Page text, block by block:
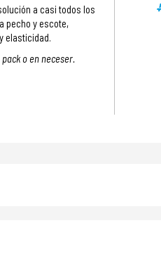
a casi todos los
pecho y escote,
elasticidad.
o en neceser.